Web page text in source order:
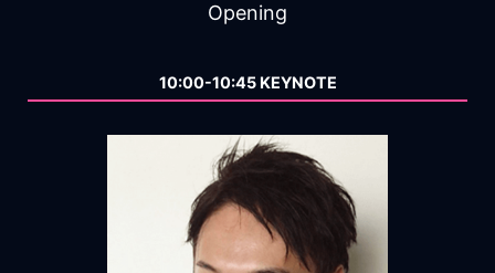
Opening
10:00-10:45 KEYNOTE